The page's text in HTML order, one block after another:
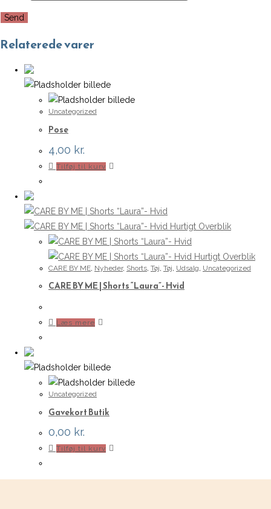
Relaterede varer
Uncategorized
Pose
4,00 kr.
Tilføj til kurv
Hurtigt Overblik
Hurtigt Overblik
CARE BY ME Nyheder, Shorts Tøj Tøj Udsalg Uncategorized
CARE BY ME | Shorts “Laura”- Hvid
Læs mere
Uncategorized
Gavekort Butik
0,00 kr.
Tilføj til kurv